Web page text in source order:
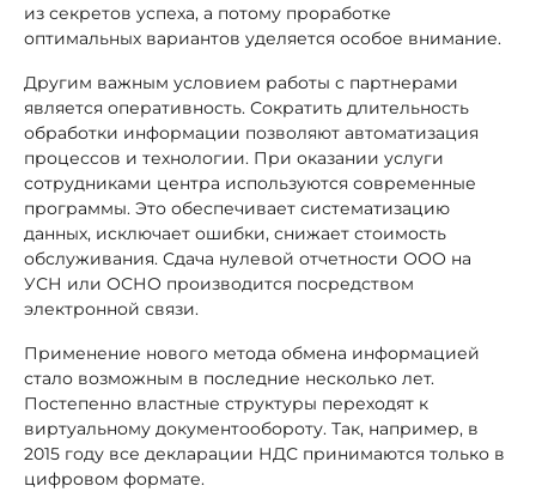
из секретов успеха, а потому проработке
оптимальных вариантов уделяется особое внимание.
Другим важным условием работы с партнерами
является оперативность. Сократить длительность
обработки информации позволяют автоматизация
процессов и технологии. При оказании услуги
сотрудниками центра используются современные
программы. Это обеспечивает систематизацию
данных, исключает ошибки, снижает стоимость
обслуживания. Сдача нулевой отчетности ООО на
УСН или ОСНО производится посредством
электронной связи.
Применение нового метода обмена информацией
стало возможным в последние несколько лет.
Постепенно властные структуры переходят к
виртуальному документообороту. Так, например, в
2015 году все декларации НДС принимаются только в
цифровом формате.